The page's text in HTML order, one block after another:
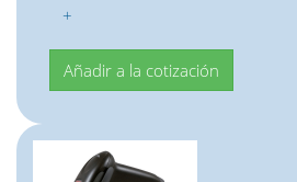
+